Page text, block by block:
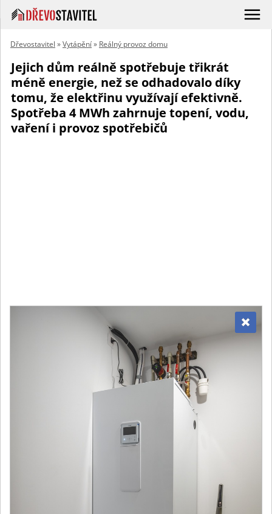
Dřevostavitel »Vytápění» Reálný provoz domu
Jejich dům reálně spotřebuje třikrát
méně energie, než se odhadovalo díky
tomu, že elektřinu využívají efektivně.
Spotřeba 4 MWh zahrnuje topení, vodu,
vaření i provoz spotřebičů